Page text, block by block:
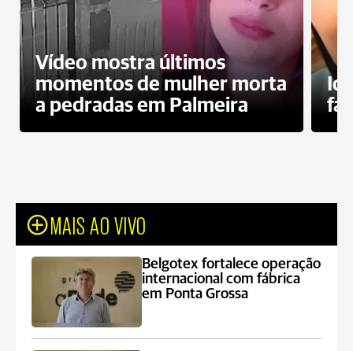
Vídeo mostra últimos
momentos de mulher morta
a pedradas em Palmeira
MAIS AO VIVO
Belgotex fortalece operação
internacional com fábrica
em Ponta Grossa